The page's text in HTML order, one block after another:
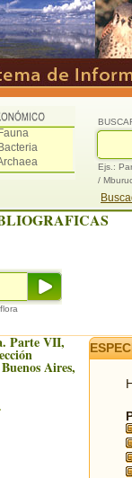
Ejs.:
/
Parte VII,
Aires,